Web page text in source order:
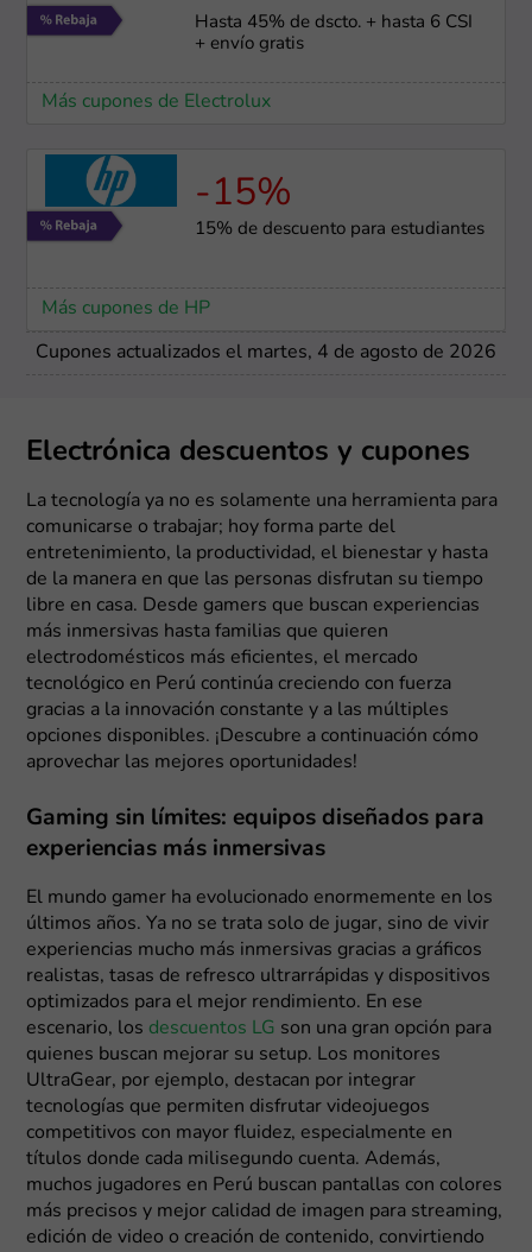
Hasta 45% de dscto. + hasta 6 CSI
+ envío gratis
Más cupones de Electrolux
-15%
15% de descuento para estudiantes
Más cupones de HP
Cupones actualizados el martes, 4 de agosto de 2026
Electrónica descuentos y cupones
La tecnología ya no es solamente una herramienta para
comunicarse o trabajar; hoy forma parte del
entretenimiento, la productividad, el bienestar y hasta
de la manera en que las personas disfrutan su tiempo
libre en casa. Desde gamers que buscan experiencias
más inmersivas hasta familias que quieren
electrodomésticos más eficientes, el mercado
tecnológico en Perú continúa creciendo con fuerza
gracias a la innovación constante y a las múltiples
opciones disponibles. ¡Descubre a continuación cómo
aprovechar las mejores oportunidades!
Gaming sin límites: equipos diseñados para
experiencias más inmersivas
El mundo gamer ha evolucionado enormemente en los
últimos años. Ya no se trata solo de jugar, sino de vivir
experiencias mucho más inmersivas gracias a gráficos
realistas, tasas de refresco ultrarrápidas y dispositivos
optimizados para el mejor rendimiento. En ese
escenario, los descuentos LG son una gran opción para
quienes buscan mejorar su setup. Los monitores
UltraGear, por ejemplo, destacan por integrar
tecnologías que permiten disfrutar videojuegos
competitivos con mayor fluidez, especialmente en
títulos donde cada milisegundo cuenta. Además,
muchos jugadores en Perú buscan pantallas con colores
más precisos y mejor calidad de imagen para streaming,
edición de video o creación de contenido, convirtiendo